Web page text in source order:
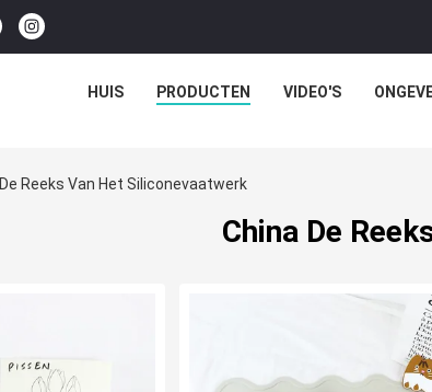
HUIS PRODUCTEN VIDEO'S
De Reeks Van Het Siliconevaatwerk
China De